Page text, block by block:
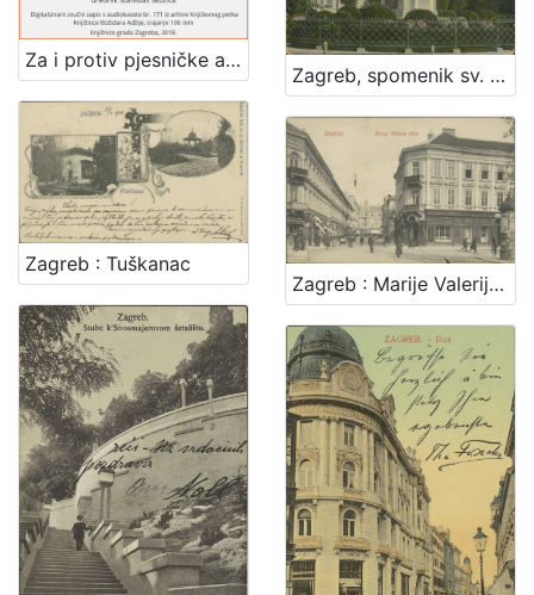
Za i protiv pjesničke avangarde : Književni petak, dvorana u Novinarskom domu, 19. 11. 1971., br. 386 / Imre Bori, Branimir Donat, Ferdinand Kriwet, Vagn Steen, Franci Zagoričnik, Andrea Zanzotto, Ellio Philoppo Accrocca i Mladen Machiedo ; urednik Stanislav Škunca
Zagreb : Tuškanac
Zagreb, spomenik sv. Jurja = Agram, monument de St. George
Zagreb : Marije Valerije ulica